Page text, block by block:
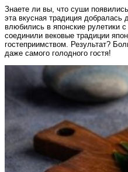
Знаете ли вы, что суши
эта вкусная традиция добралась
влюбились в японские рулетики
соединили вековые традиции
гостеприимством. Результат?
даже самого голодного гостя!